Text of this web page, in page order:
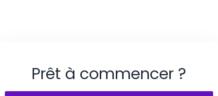
Prêt à commencer ?